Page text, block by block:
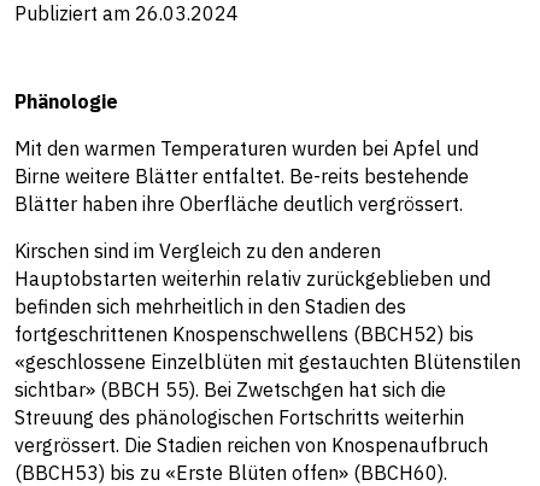
Publiziert am 26.03.2024
Phänologie
Mit den warmen Temperaturen wurden bei Apfel und
Birne weitere Blätter entfaltet. Be-reits bestehende
Blätter haben ihre Oberfläche deutlich vergrössert.
Kirschen sind im Vergleich zu den anderen
Hauptobstarten weiterhin relativ zurückgeblieben und
befinden sich mehrheitlich in den Stadien des
fortgeschrittenen Knospenschwellens (BBCH52) bis
«geschlossene Einzelblüten mit gestauchten Blütenstilen
sichtbar» (BBCH 55). Bei Zwetschgen hat sich die
Streuung des phänologischen Fortschritts weiterhin
vergrössert. Die Stadien reichen von Knospenaufbruch
(BBCH53) bis zu «Erste Blüten offen» (BBCH60).